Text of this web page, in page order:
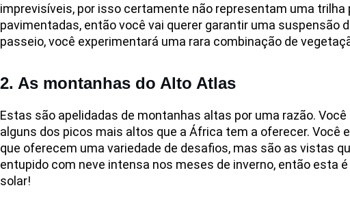
imprevisíveis, por isso certamente não representam uma
pavimentadas, então você vai querer garantir uma
passeio, você experimentará uma rara combinação de
2. As montanhas do Alto Atlas
Estas são apelidadas de montanhas altas por uma razão.
alguns dos picos mais altos que a África tem a oferecer.
que oferecem uma variedade de desafios, mas são as vistas
entupido com neve intensa nos meses de inverno, então esta
solar!